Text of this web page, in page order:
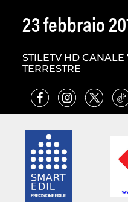
23 febbraio
STILETV HD CANALE
TERRESTRE